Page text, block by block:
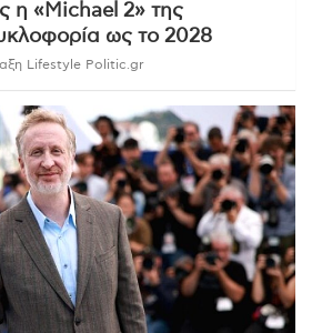
η «Michael 2» της
ως το 2028
Lifestyle Politic.gr